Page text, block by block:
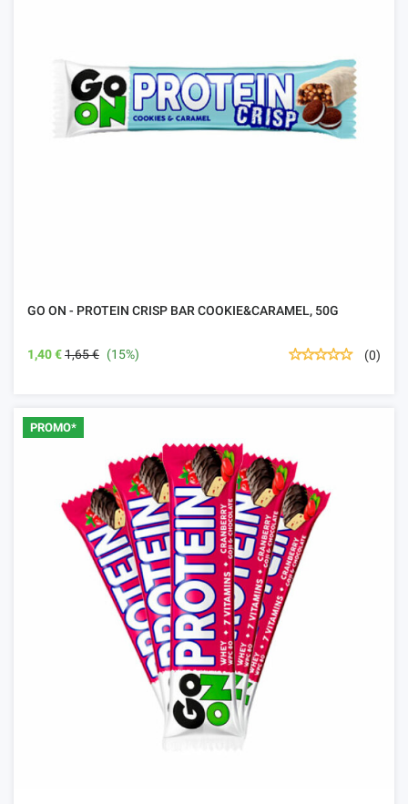
GO ON - PROTEIN CRISP BAR COOKIE&CARAMEL, 50G
1,40 €1,65 € (15%) (0)
PROMO*